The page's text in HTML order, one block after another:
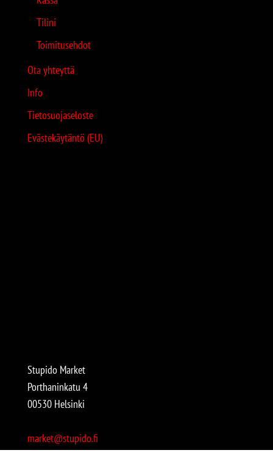
Tilini
Toimitusehdot
Ota yhteyttä
Info
Tietosuojaseloste
Evästekäytäntö (EU)
Stupido Market
Porthaninkatu 4
00530 Helsinki
market@stupido.fi